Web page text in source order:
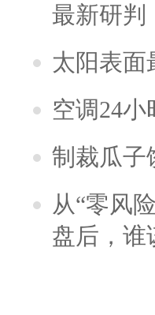
最新研判
太阳表面
空调24
制裁瓜子
从“零风
盘后，谁